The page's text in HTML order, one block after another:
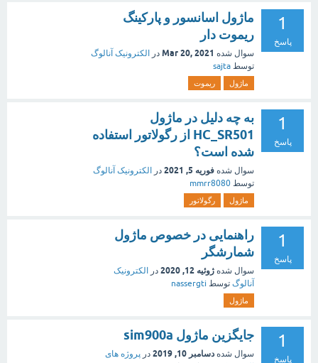
1
پاسخ
ماژول اسانسور و پارکینگ
ریموت دار
سوال شده Mar 20, 2021 در
الکترونیک آنالوگ
توسط sajta
ماژول ریموت
1
پاسخ
به چه دلیل در ماژول
HC_SR501 از رگولاتور استفاده
شده است؟
سوال شده فوریه 5, 2021 در
الکترونیک آنالوگ
توسط mmrr8080
ماژول رگولاتور
1
پاسخ
راهنمایی در خصوص ماژول
شمارشگر
سوال شده ژوئیه 12, 2020 در
الکترونیک
آنالوگ توسط nassergti
ماژول
1
پاسخ
جایگزین ماژول sim900a
سوال شده دسامبر 10, 2019 در پروژه های